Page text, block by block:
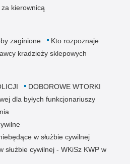
kierownicą
zaginione
Kto rozpoznaje
kradzieży sklepowych
DOBOROWE WTORKI
dla byłych funkcjonariuszy
w służbie cywilnej
służbie cywilnej - WKiSz KWP w